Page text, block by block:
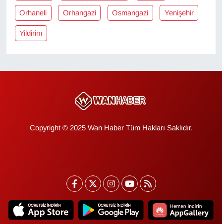
Orhaneli Orhangazi Osmangazi Yenişehir
Yildirim
Copyright © 2025 Wan Haber Tüm Hakları Saklıdır.
KURDÎ
MAGAZİN
Resmi İlanlar
Seri İlan